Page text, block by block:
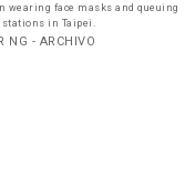
wearing face masks and queuing
in Taipei.
NG - ARCHIVO